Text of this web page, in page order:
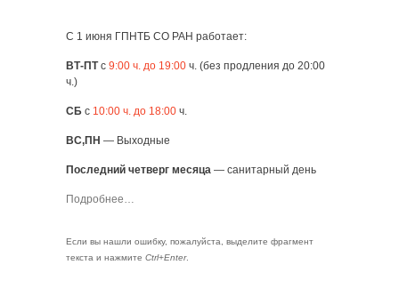
С 1 июня ГПНТБ СО РАН работает:
ВТ-ПТс 9:00 ч. до 19:00 ч. (без продления до 20:00
ч.)
СБ с 10:00 ч. до 18:00 ч.
ВС,ПН — Выходные
Последний четверг месяца — санитарный день
Подробнее…
Если вы нашли ошибку, пожалуйста, выделите фрагмент
текста и нажмите Ctrl+Enter.